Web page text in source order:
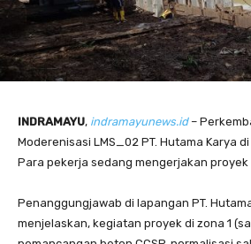
INDRAMAYU, indramayunews.id–
Moderenisasi LMS_02 PT. Hutama Karya
Para pekerja sedang mengerjakan proyek
Penanggungjawab di lapangan PT.
menjelaskan, kegiatan proyek di zona 1